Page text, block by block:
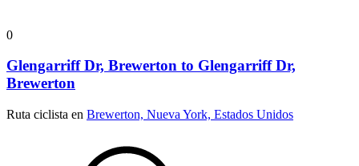
0
Glengarriff Dr, Brewerton to Glengarriff Dr,
Brewerton
Ruta ciclista en Brewerton, Nueva York, Estados Unidos